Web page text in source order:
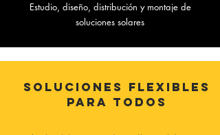
Estudio, diseño, distribución y montaje de
soluciones solares
SOLUCIONES FLEXIBLES
PARA TODOS